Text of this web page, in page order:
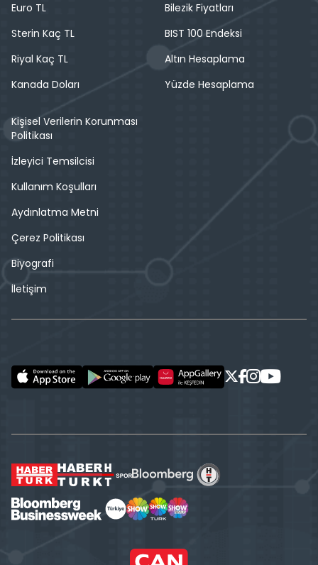
Euro TL
Sterin Kaç TL
Riyal Kaç TL
Kanada Doları
Bilezik Fiyatları
BIST 100 Endeksi
Altın Hesaplama
Yüzde Hesaplama
Kişisel Verilerin Korunması
Politikası
İzleyici Temsilcisi
Kullanım Koşulları
Aydınlatma Metni
Çerez Politikası
Biyografi
İletişim